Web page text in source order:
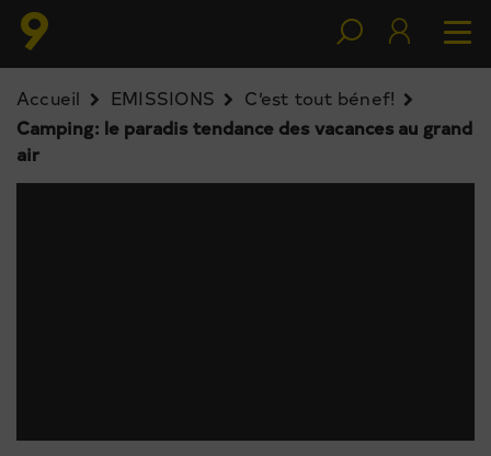
Accueil EMISSIONS
C’est tout bénef!
Camping: le paradis tendance des vacances au grand
air